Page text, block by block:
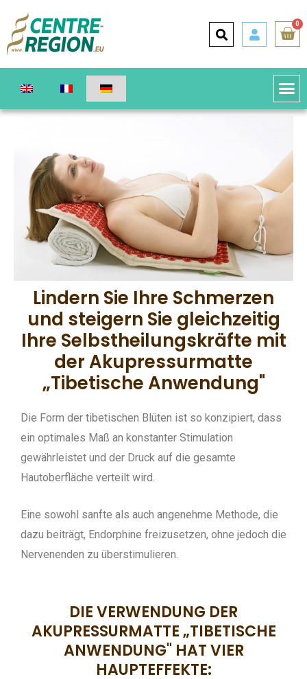
0
Lindern Sie Ihre Schmerzen
und steigern Sie gleichzeitig
Ihre Selbstheilungskräfte mit
der Akupressurmatte
„Tibetische Anwendung"
Die Form der tibetischen Blüten ist so konzipiert, dass
ein optimales Maß an konstanter Stimulation
gewährleistet und der Druck auf die gesamte
Hautoberfläche verteilt wird.
Eine sowohl sanfte als auch angenehme Methode, die
dazu beiträgt, Endorphine freizusetzen, ohne jedoch die
Nervenenden zu überstimulieren.
DIE VERWENDUNG DER
AKUPRESSURMATTE „TIBETISCHE
ANWENDUNG" HAT VIER
HAUPTEFFEKTE: